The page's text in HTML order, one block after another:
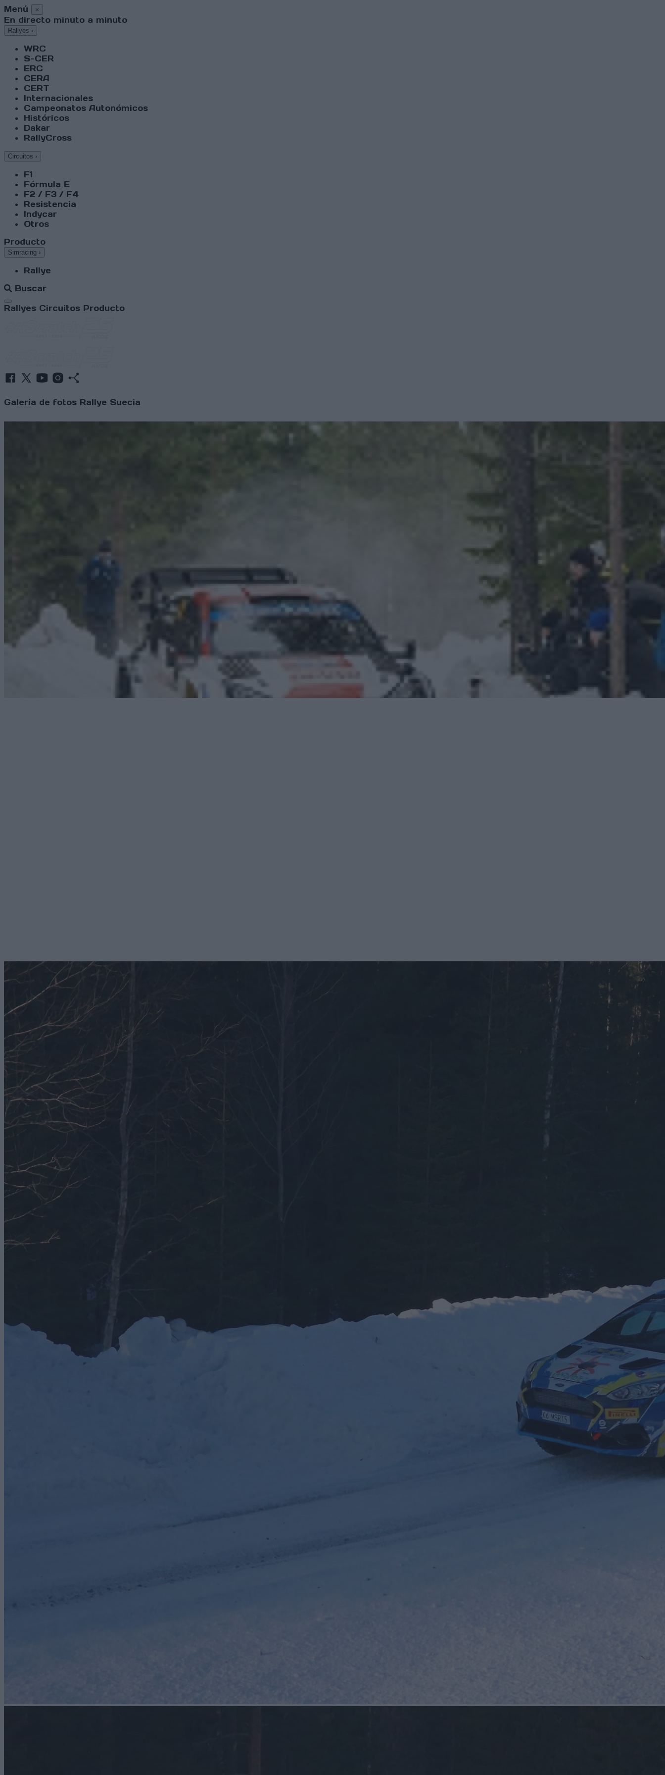
Menú ×
En directo minuto a minuto
Rallyes ›
WRC
S-CER
ERC
CERA
CERT
Internacionales
Campeonatos Autonómicos
Históricos
Dakar
RallyCross
Circuitos ›
F1
Fórmula E
F2 / F3 / F4
Resistencia
Indycar
Otros
Producto
Simracing ›
Rallye
Buscar
Abrir menú
Rallyes Circuitos Producto
Galería de fotos Rallye Suecia